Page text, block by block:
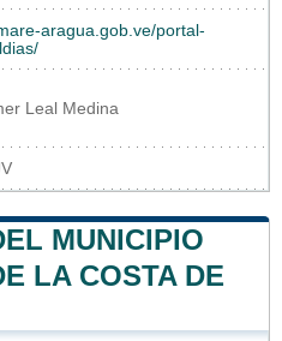
aragua.gob.ve/portal-
Leal Medina
MUNICIPIO
LA COSTA DE